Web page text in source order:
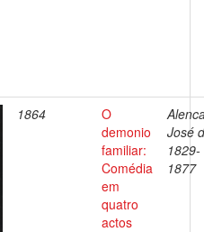
1864
O
demonio
familiar:
Comédia
em
quatro
actos
José
1829-
1877